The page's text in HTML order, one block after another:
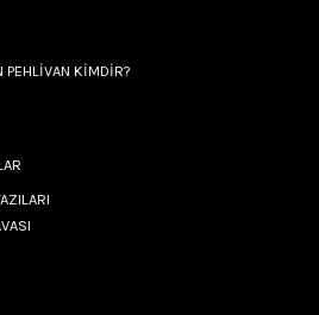
PEHLİVAN KİMDİR?